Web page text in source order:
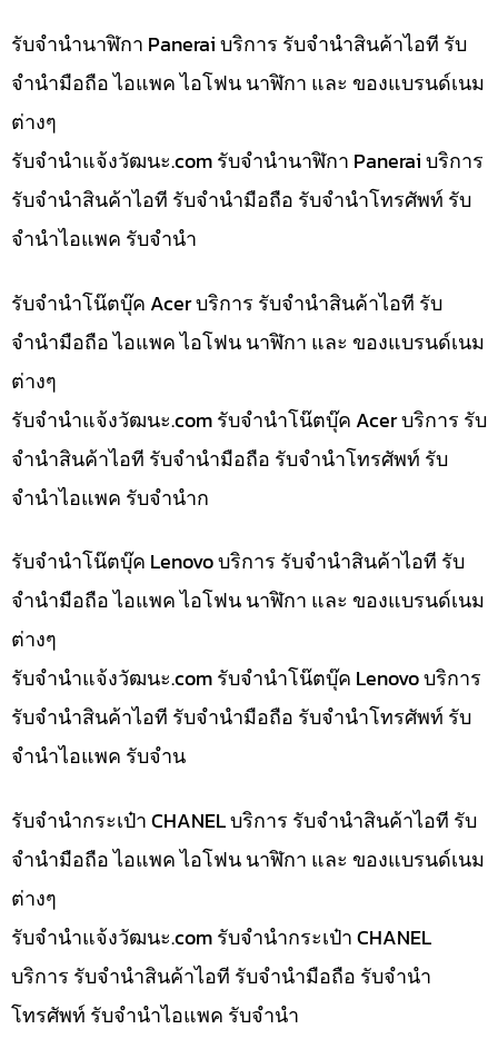
รับจำนำนาฬิกา Panerai บริการ รับจำนำสินค้าไอที รับ
จำนำมือถือ ไอแพค ไอโฟน นาฬิกา และ ของแบรนด์เนม
ต่างๆ
รับจํานําแจ้งวัฒนะ.com รับจำนำนาฬิกา Panerai บริการ
รับจำนำสินค้าไอที รับจำนำมือถือ รับจำนำโทรศัพท์ รับ
จำนำไอแพค รับจำนำ
รับจำนำโน๊ตบุ๊ค Acer บริการ รับจำนำสินค้าไอที รับ
จำนำมือถือ ไอแพค ไอโฟน นาฬิกา และ ของแบรนด์เนม
ต่างๆ
รับจํานําแจ้งวัฒนะ.com รับจำนำโน๊ตบุ๊ค Acer บริการ รับ
จำนำสินค้าไอที รับจำนำมือถือ รับจำนำโทรศัพท์ รับ
จำนำไอแพค รับจำนำก
รับจำนำโน๊ตบุ๊ค Lenovo บริการ รับจำนำสินค้าไอที รับ
จำนำมือถือ ไอแพค ไอโฟน นาฬิกา และ ของแบรนด์เนม
ต่างๆ
รับจํานําแจ้งวัฒนะ.com รับจำนำโน๊ตบุ๊ค Lenovo บริการ
รับจำนำสินค้าไอที รับจำนำมือถือ รับจำนำโทรศัพท์ รับ
จำนำไอแพค รับจำน
รับจำนำกระเป๋า CHANEL บริการ รับจำนำสินค้าไอที รับ
จำนำมือถือ ไอแพค ไอโฟน นาฬิกา และ ของแบรนด์เนม
ต่างๆ
รับจํานําแจ้งวัฒนะ.com รับจำนำกระเป๋า CHANEL
บริการ รับจำนำสินค้าไอที รับจำนำมือถือ รับจำนำ
โทรศัพท์ รับจำนำไอแพค รับจำนำ